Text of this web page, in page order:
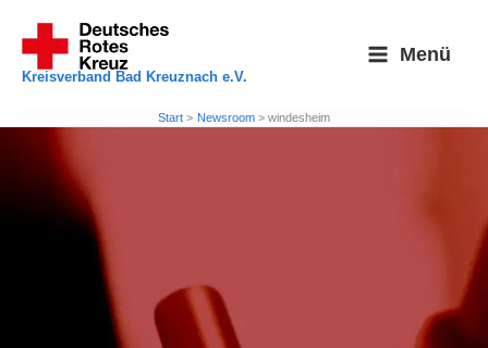
Inhalt
springen
Kreisverband Bad Kreuznach e.V.
Menü
Start Newsroom windesheim